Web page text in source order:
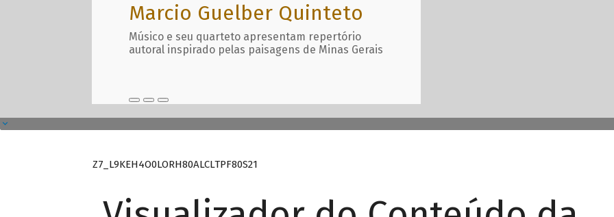
Marcio Guelber Quinteto
Músico e seu quarteto apresentam repertório
autoral inspirado pelas paisagens de Minas Gerais
Z7_L9KEH4O0LORH80ALCLTPF80S21